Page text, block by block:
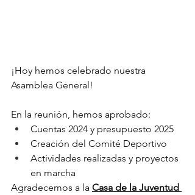
¡Hoy hemos celebrado nuestra
Asamblea General!
En la reunión, hemos aprobado:
Cuentas 2024 y presupuesto 2025
Creación del Comité Deportivo
Actividades realizadas y proyectos
en marcha
Agradecemos a la Casa de la Juventud